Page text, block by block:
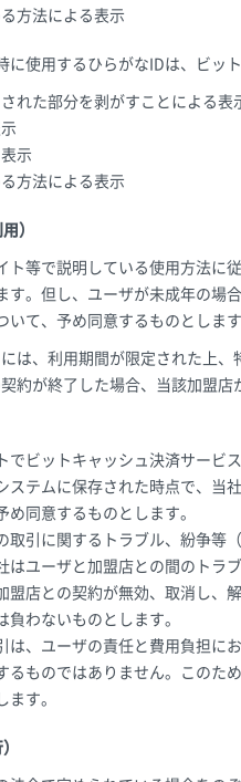
方法による表示
に使用するひらがなIDは、ビッ
れた部分を剥がすことによる表
示
方法による表示
）
ト等で説明している使用方法に
す。但し、ユーザが未成年の場
いて、予め同意するものとします
には、利用期間が限定された上
契約が終了した場合、当該加盟
でビットキャッシュ決済サービ
ステムに保存された時点で、当
め同意するものとします。
取引に関するトラブル、紛争等
はユーザと加盟店との間のトラ
盟店との契約が無効、取消し、
負わないものとします。
は、ユーザの責任と費用負担に
るものではありません。このた
ます。